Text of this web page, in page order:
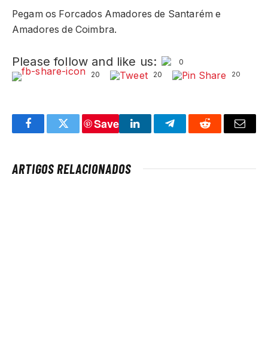
Pegam os Forcados Amadores de Santarém e
Amadores de Coimbra.
Please follow and like us:
0
20
20 20
FacebookTwitter
Save
LinkedInTelegramReddit Email
ARTIGOS RELACIONADOS